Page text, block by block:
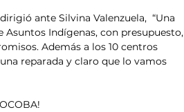
ante Silvina Valenzuela,  “Una
Indígenas, con presupuesto,
Además a los 10 centros
reparada y claro que lo vamos